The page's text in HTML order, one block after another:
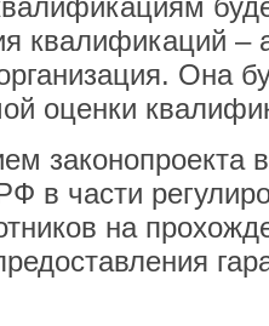
квалификаций –
Она
оценки
законопроекта
в части
на